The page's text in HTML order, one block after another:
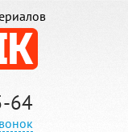
64